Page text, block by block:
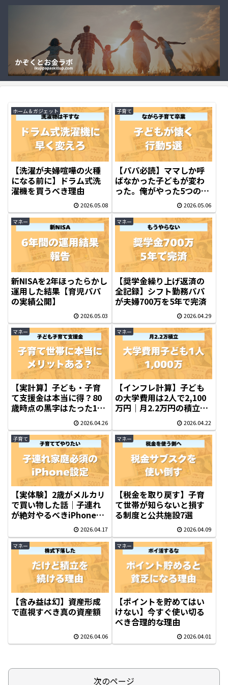
ホーム＆ガジェット
【洗濯が夫婦喧嘩の火種
になる前に】ドラム式洗
濯機を買うべき理由
2026.05.08
子育て
【パパ必読】ママしか呼
ばなかった子どもが変わ
った。俺がやった5つの習
2026.05.06
マネー
新NISAを2年ほったらかし
運用した結果【育児パパ
の実績公開】
2026.05.03
マネー
【奨学金繰り上げ返済の
全記録】シフト勤務パパ
が夫婦700万を5年で完済
2026.04.29
マネー
【実計算】子ども・子育
て支援金は本当に得？80
歳時点の黒字はたった10
2026.04.26
マネー
【インフレ計算】子ども
の大学費用は2人で2,100
万円｜月2.2万円の積立で
2026.04.22
子育て
【実体験】2歳がメルカリ
で買い物した話｜子連れ
が絶対やるべきiPhone設
2026.04.17
マネー
【税金を取り戻す】子育
て世帯が知らないと損す
る制度と公共施設7選
2026.04.09
マネー
【含み益は幻】資産形成
で直視すべき真の資産額
2026.04.06
マネー
【ポイントを貯めてはい
けない】今すぐ使い切る
べき合理的な理由
2026.04.01
次のページ